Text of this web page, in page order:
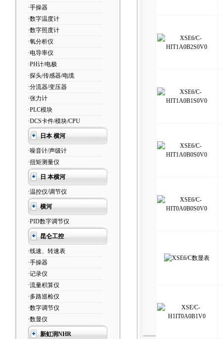
·手操器
·数字温度计
·数字照度计
·氧分析仪
·电导率仪
·PH计/电极
·探头/传感器/电缆
·分流器/变压器
·张力计
·PLC模块
·DCS卡件/模块/CPU
日本 横河
·噪音计/声级计
·扭矩测量仪
日 本横河
·温控仪/调节仪
横河
·PID数字调节仪
昆仑工控
·线速、转速表
·手操器
·记录仪
·流量积算仪
·多路巡检仪
·数字调节仪
·数显仪
新虹润NHR